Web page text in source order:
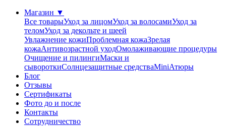
Магазин ▼
Все товарыУход за лицомУход за волосамиУход за
теломУход за декольте и шеей
Увлажнение кожиПроблемная кожаЗрелая
кожаАнтивозрастной уходОмолаживающие процедуры
Очищение и пилингиМаски и
сывороткиСолнцезащитные средстваMiniАтюры
Блог
Отзывы
Сертификаты
Фото до и после
Контакты
Сотрудничество